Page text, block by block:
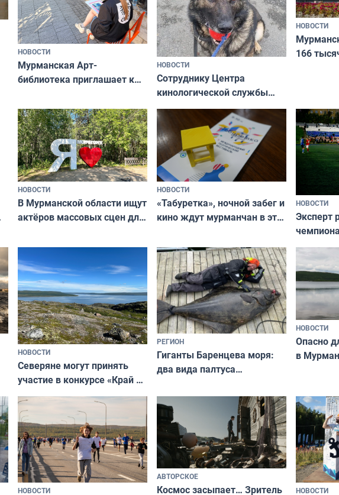
НОВОСТИ
Мурманская Арт-
библиотека приглашает к
и фотографов
НОВОСТИ
Сотруднику Центра
кинологической службы
ищут новый дом
НОВОСТИ
166
НОВОСТИ
В Мурманской области ищут
актёров массовых сцен для
короткометражном фильме
НОВОСТИ
«Табуретка», ночной забег и
кино ждут мурманчан в эти
НОВОСТИ
Эксперт
области
НОВОСТИ
Северяне могут принять
участие в конкурсе «Край у
северной границы: фотогид
по Печенгскому округу»
РЕГИОН
Гиганты Баренцева моря:
два вида палтуса
НОВОСТИ
Опасно
в
НОВОСТИ
АВТОРСКОЕ
Космос засыпает… Зритель НОВОСТИ